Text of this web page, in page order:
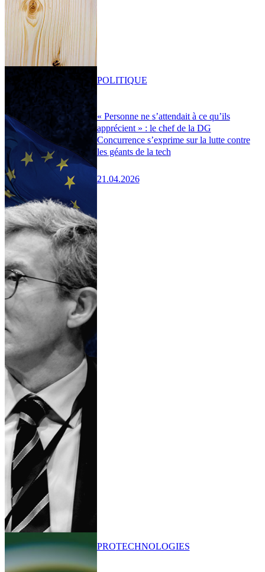
« Personne ne s’attendait à ce qu’ils
apprécient » : le chef de la DG
Concurrence s’exprime sur la lutte contre
les géants de la tech
21.04.2026
POLITIQUE
PROTECHNOLOGIES